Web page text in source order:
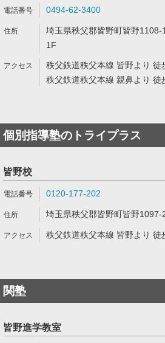
0494-62-3400
埼玉県秩父郡皆野町皆野
1F
秩父鉄道秩父本線 皆野より 徒
秩父鉄道秩父本線 親鼻より 徒
個別指導塾のトライプラス
皆野校
0120-177-202
埼玉県秩父郡皆野町皆野1097-
秩父鉄道秩父本線 皆野より 徒
関塾
皆野進学教室